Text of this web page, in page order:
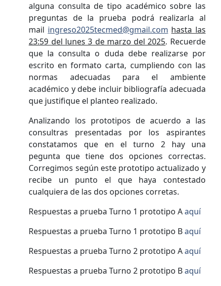
alguna consulta de tipo académico sobre las
preguntas de la prueba podrá realizarla al
mail ingreso2025tecmed@gmail.com hasta las
23:59 del lunes 3 de marzo del 2025. Recuerde
que la consulta o duda debe realizarse por
escrito en formato carta, cumpliendo con las
normas adecuadas para el ambiente
académico y debe incluir bibliografía adecuada
que justifique el planteo realizado.
Analizando los prototipos de acuerdo a las
consultras presentadas por los aspirantes
constatamos que en el turno 2 hay una
pegunta que tiene dos opciones correctas.
Corregimos según este prototipo actualizado y
recibe un punto el que haya contestado
cualquiera de las dos opciones corretas.
Respuestas a prueba Turno 1 prototipo Aaquí
Respuestas a prueba Turno 1 prototipo Baquí
Respuestas a prueba Turno 2 prototipo Aaquí
Respuestas a prueba Turno 2 prototipo Baquí